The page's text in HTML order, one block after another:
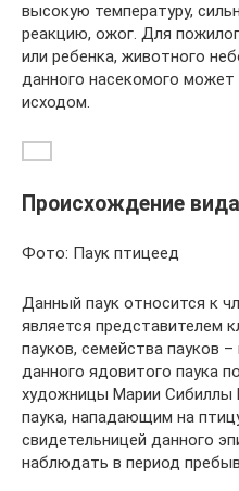
высокую температуру,
реакцию, ожог. Для
или ребенка, животного
данного насекомого
исходом.
Происхождение
Фото: Паук птицеед
Данный паук относится к
является представителем
пауков, семейства пауков
данного ядовитого паука
художницы Марии Сибиллы
паука, нападающим на
свидетельницей данного
наблюдать в период